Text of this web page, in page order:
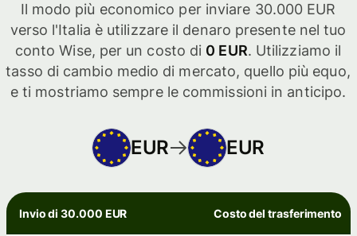
Il modo più economico per inviare 30.000 EUR
verso l'Italia è utilizzare il denaro presente nel tuo
conto Wise, per un costo di 0 EUR. Utilizziamo il
tasso di cambio medio di mercato, quello più equo,
e ti mostriamo sempre le commissioni in anticipo.
EUR EUR
Invio di 30.000 EUR Costo del trasferimento